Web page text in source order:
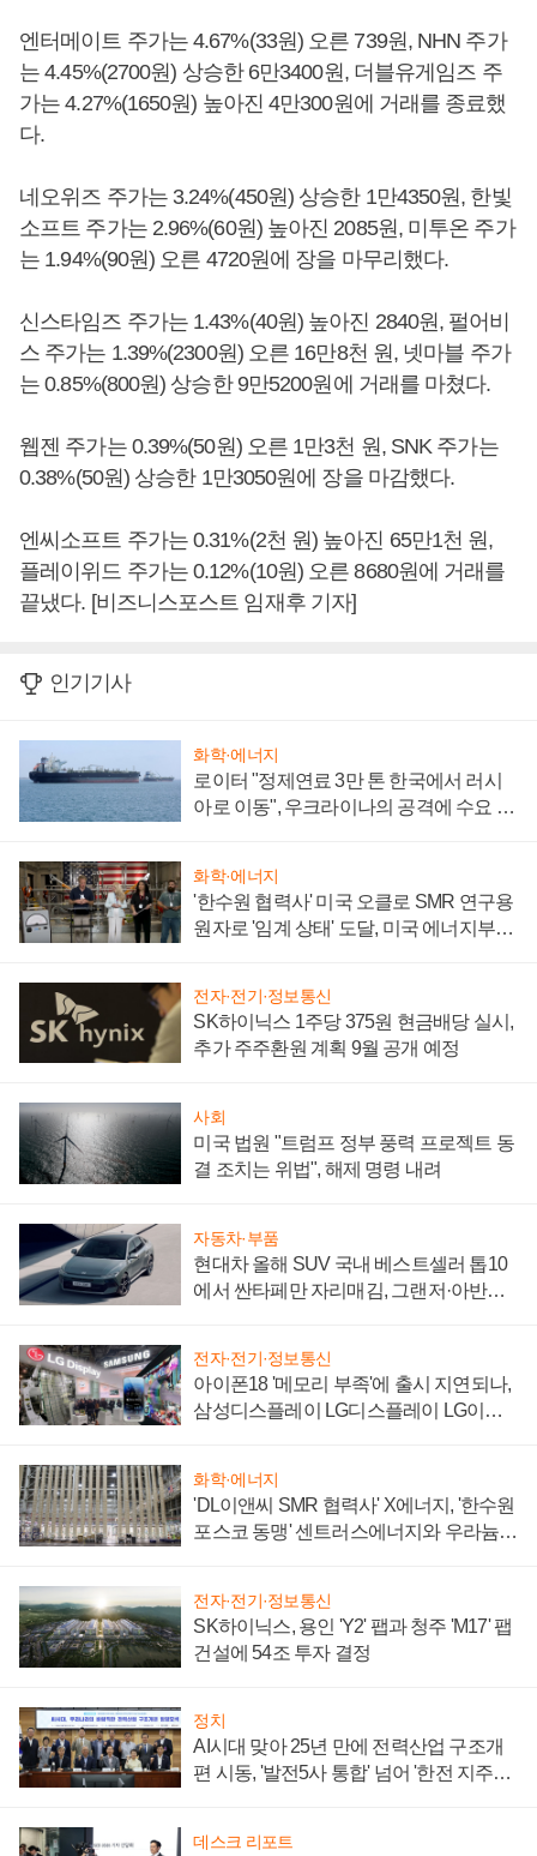
엔터메이트 주가는 4.67%(33원) 오른 739원, NHN 주가
는 4.45%(2700원) 상승한 6만3400원, 더블유게임즈 주
가는 4.27%(1650원) 높아진 4만300원에 거래를 종료했
다.
네오위즈 주가는 3.24%(450원) 상승한 1만4350원, 한빛
소프트 주가는 2.96%(60원) 높아진 2085원, 미투온 주가
는 1.94%(90원) 오른 4720원에 장을 마무리했다.
신스타임즈 주가는 1.43%(40원) 높아진 2840원, 펄어비
스 주가는 1.39%(2300원) 오른 16만8천 원, 넷마블 주가
는 0.85%(800원) 상승한 9만5200원에 거래를 마쳤다.
웹젠 주가는 0.39%(50원) 오른 1만3천 원, SNK 주가는
0.38%(50원) 상승한 1만3050원에 장을 마감했다.
엔씨소프트 주가는 0.31%(2천 원) 높아진 65만1천 원,
플레이위드 주가는 0.12%(10원) 오른 8680원에 거래를
끝냈다. [비즈니스포스트 임재후 기자]
인기기사
화학·에너지
로이터 "정제연료 3만 톤 한국에서 러시
아로 이동", 우크라이나의 공격에 수요 늘
화학·에너지
'한수원 협력사' 미국 오클로 SMR 연구용
원자로 '임계 상태' 도달, 미국 에너지부
전자·전기·정보통신
SK하이닉스 1주당 375원 현금배당 실시,
추가 주주환원 계획 9월 공개 예정
사회
미국 법원 "트럼프 정부 풍력 프로젝트 동
결 조치는 위법", 해제 명령 내려
자동차·부품
현대차 올해 SUV 국내 베스트셀러 톱10
에서 싼타페만 자리매김, 그랜저·아반떼
전자·전기·정보통신
아이폰18 '메모리 부족'에 출시 지연되나,
삼성디스플레이 LG디스플레이 LG이노
화학·에너지
'DL이앤씨 SMR 협력사' X에너지, '한수원
포스코 동맹' 센트러스에너지와 우라늄
전자·전기·정보통신
SK하이닉스, 용인 'Y2' 팹과 청주 'M17' 팹
건설에 54조 투자 결정
정치
AI시대 맞아 25년 만에 전력산업 구조개
편 시동, '발전5사 통합' 넘어 '한전 지주사'
데스크 리포트